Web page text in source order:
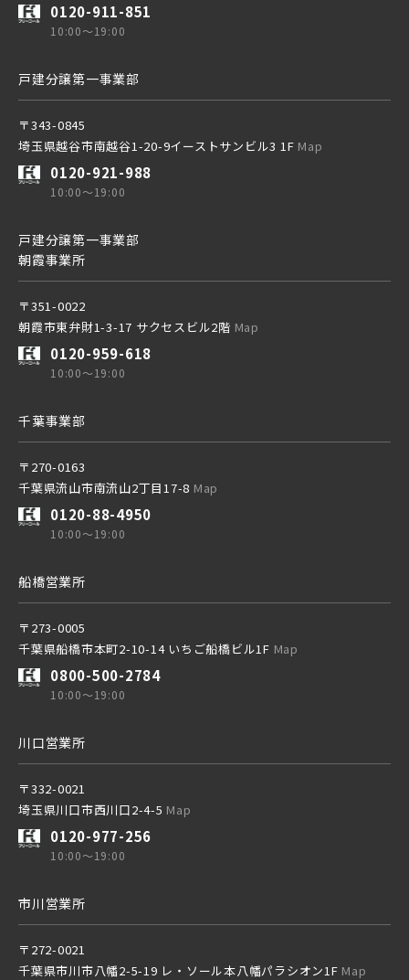
0120-911-851
10:00～19:00
戸建分譲第一事業部
〒343-0845
埼玉県越谷市南越谷1-20-9イーストサンビル3 1F Map
0120-921-988
10:00～19:00
戸建分譲第一事業部
朝霞事業所
〒351-0022
朝霞市東弁財1-3-17 サクセスビル2階 Map
0120-959-618
10:00～19:00
千葉事業部
〒270-0163
千葉県流山市南流山2丁目17-8 Map
0120-88-4950
10:00～19:00
船橋営業所
〒273-0005
千葉県船橋市本町2-10-14 いちご船橋ビル1F Map
0800-500-2784
10:00～19:00
川口営業所
〒332-0021
埼玉県川口市西川口2-4-5 Map
0120-977-256
10:00～19:00
市川営業所
〒272-0021
千葉県市川市八幡2-5-19 レ・ソール本八幡パラシオン1F Map